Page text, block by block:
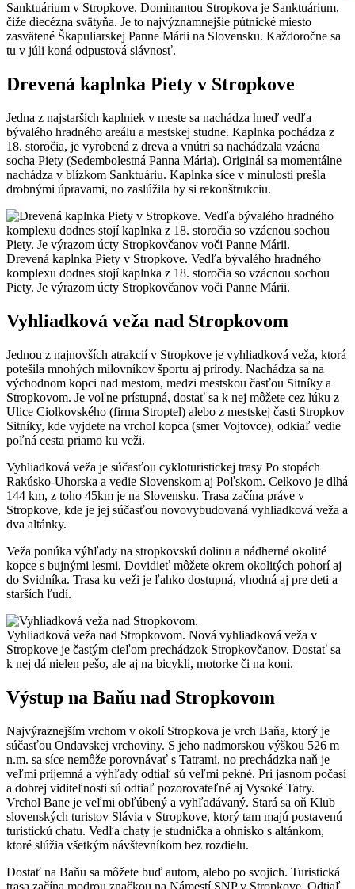
Sanktuárium v Stropkove. Dominantou Stropkova je Sanktuárium,
čiže diecézna svätyňa. Je to najvýznamnejšie pútnické miesto
zasvätené Škapuliarskej Panne Márii na Slovensku. Každoročne sa
tu v júli koná odpustová slávnosť.
Drevená kaplnka Piety v Stropkove
Jedna z najstarších kaplniek v meste sa nachádza hneď vedľa
bývalého hradného areálu a mestskej studne. Kaplnka pochádza z
18. storočia, je vyrobená z dreva a vnútri sa nachádzala vzácna
socha Piety (Sedembolestná Panna Mária). Originál sa momentálne
nachádza v blízkom Sanktuáriu. Kaplnka síce v minulosti prešla
drobnými úpravami, no zaslúžila by si rekonštrukciu.
Drevená kaplnka Piety v Stropkove. Vedľa bývalého hradného
komplexu dodnes stojí kaplnka z 18. storočia so vzácnou sochou
Piety. Je výrazom úcty Stropkovčanov voči Panne Márii.
Vyhliadková veža nad Stropkovom
Jednou z najnovších atrakcií v Stropkove je vyhliadková veža, ktorá
potešila mnohých milovníkov športu aj prírody. Nachádza sa na
východnom kopci nad mestom, medzi mestskou časťou Sitníky a
Stropkovom. Je voľne prístupná, dostať sa k nej môžete cez lúku z
Ulice Ciolkovského (firma Stroptel) alebo z mestskej časti Stropkov
Sitníky, kde vyjdete na vrchol kopca (smer Vojtovce), odkiaľ vedie
poľná cesta priamo ku veži.
Vyhliadková veža je súčasťou cykloturistickej trasy Po stopách
Rakúsko-Uhorska a vedie Slovenskom aj Poľskom. Celkovo je dlhá
144 km, z toho 45km je na Slovensku. Trasa začína práve v
Stropkove, kde je jej súčasťou novovybudovaná vyhliadková veža a
dva altánky.
Veža ponúka výhľady na stropkovskú dolinu a nádherné okolité
kopce s bujnými lesmi. Dovidieť môžete okrem okolitých pohorí aj
do Svidníka. Trasa ku veži je ľahko dostupná, vhodná aj pre deti a
starších ľudí.
Vyhliadková veža nad Stropkovom. Nová vyhliadková veža v
Stropkove je častým cieľom prechádzok Stropkovčanov. Dostať sa
k nej dá nielen pešo, ale aj na bicykli, motorke či na koni.
Výstup na Baňu nad Stropkovom
Najvýraznejším vrchom v okolí Stropkova je vrch Baňa, ktorý je
súčasťou Ondavskej vrchoviny. S jeho nadmorskou výškou 526 m
n.m. sa síce nemôže porovnávať s Tatrami, no prechádzka naň je
veľmi príjemná a výhľady odtiaľ sú veľmi pekné. Pri jasnom počasí
a dobrej viditeľnosti sú odtiaľ pozorovateľné aj Vysoké Tatry.
Vrchol Bane je veľmi obľúbený a vyhľadávaný. Stará sa oň Klub
slovenských turistov Slávia v Stropkove, ktorý tam majú postavenú
turistickú chatu. Vedľa chaty je studnička a ohnisko s altánkom,
ktoré slúžia všetkým návštevníkom bez rozdielu.
Dostať na Baňu sa môžete buď autom, alebo po svojich. Turistická
trasa začína modrou značkou na Námestí SNP v Stropkove. Odtiaľ